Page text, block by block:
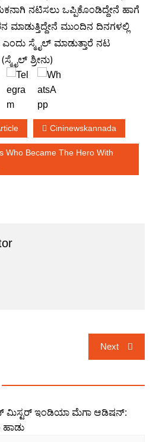
ನಟಿಸಲು ಒಪ್ಪಿಕೊಂಡಿದ್ದೇನೆ ಹಾಗೆ
ಮಾಡುತ್ತಿದ್ದೇನೆ ಮುಂದಿನ ದಿನಗಳಲ್ಲಿ
ಸ್ಮೈಲ್ ಮಾಡುತ್ತಾರೆ ನಟ
ಶ್ರೀನು)
Cininewskannada
Who Became The Hero With
Next